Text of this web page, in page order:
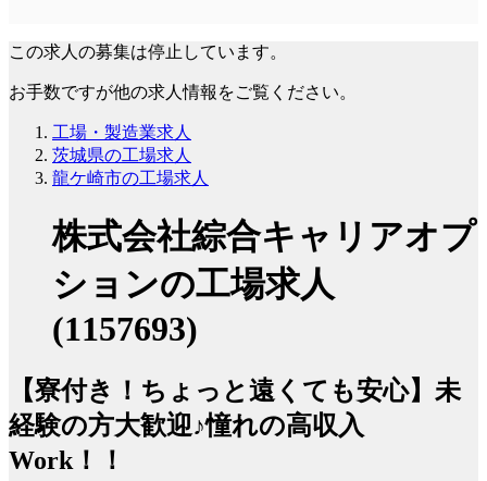
この求人の募集は停止しています。
お手数ですが他の求人情報をご覧ください。
工場・製造業求人
茨城県の工場求人
龍ケ崎市の工場求人
株式会社綜合キャリアオプ
ションの工場求人
(1157693)
【寮付き！ちょっと遠くても安心】未
経験の方大歓迎♪憧れの高収入
Work！！